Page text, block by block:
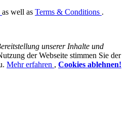
as well as Terms & Conditions .
unserer Inhalte und
der Webseite stimmen Sie der
Mehr erfahren , Cookies ablehnen!